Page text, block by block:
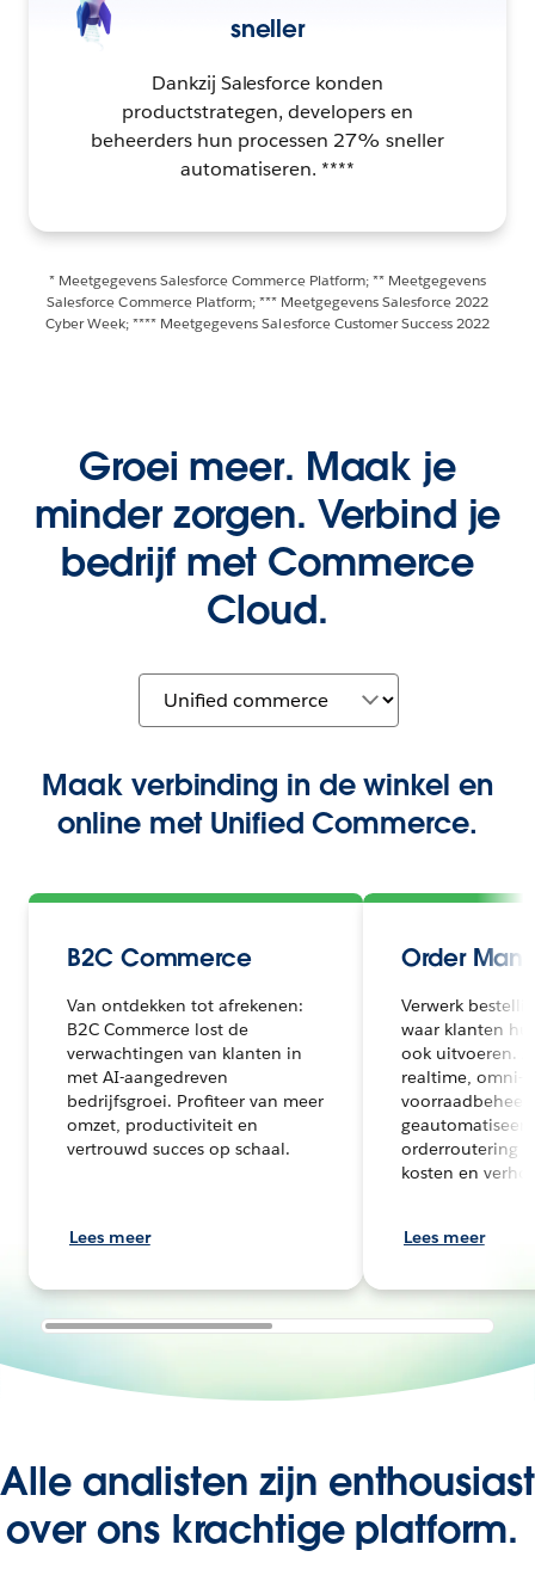
sneller
Dankzij Salesforce konden
productstrategen, developers en
beheerders hun processen 27% sneller
automatiseren. ****
* Meetgegevens Salesforce Commerce Platform; ** Meetgegevens
Salesforce Commerce Platform; *** Meetgegevens Salesforce 2022
Cyber Week; **** Meetgegevens Salesforce Customer Success 2022
Groei meer. Maak je
minder zorgen. Verbind je
bedrijf met Commerce
Cloud.
Maak verbinding in de winkel en
online met Unified Commerce.
B2C Commerce
Van ontdekken tot afrekenen:
B2C Commerce lost de
verwachtingen van klanten in
met AI-aangedreven
bedrijfsgroei. Profiteer van meer
omzet, productiviteit en
vertrouwd succes op schaal.
Lees meer
Order
Verwerk
waar klanten
ook uitvoeren.
realtime, omni-
voorraadbeheer
orderroutering
kosten en
Lees meer
Alle analisten zijn enthousiast
over ons krachtige platform.